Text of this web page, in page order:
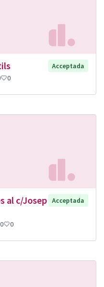
Acceptada
0
al c/Josep
Acceptada
0 0